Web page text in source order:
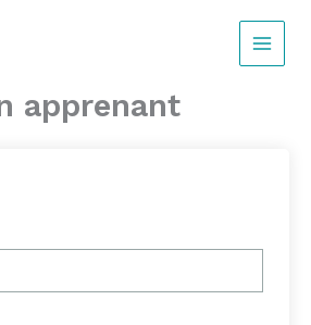
MAIN
apprenant